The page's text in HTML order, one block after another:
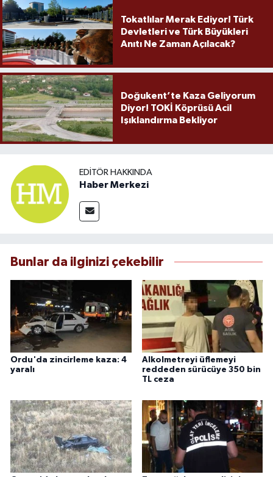
Tokatlılar Merak Ediyor! Türk
Devletleri ve Türk Büyükleri
Anıtı Ne Zaman Açılacak?
Doğukent’te Kaza Geliyorum
Diyor! TOKİ Köprüsü Acil
Işıklandırma Bekliyor
EDITÖR HAKKINDA
Haber Merkezi
Bunlar da ilginizi çekebilir
Ordu'da zincirleme kaza: 4
yaralı
Alkolmetreyi üflemeyi
reddeden sürücüye 350 bin
TL ceza